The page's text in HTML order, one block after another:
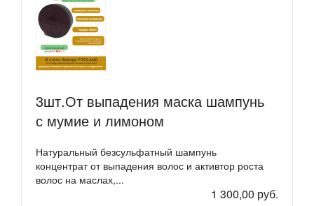
3шт.От выпадения маска шампунь
с мумие и лимоном
Натуральный безсульфатный шампунь
концентрат от выпадения волос и активтор роста
волос на маслах,...
1 300,00 руб.